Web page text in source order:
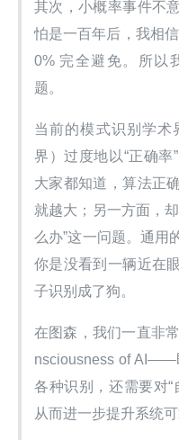
其次，小概率事件不
怕是一百年后，我相
0% 完全避免。所以
题。
当前的模式识别学术
界）过度地以“正确
大家都知道，算法正
就越大；另一方面，
么办”这一问题。通用
你是没看到一辆近在
子识别成了狗。
在图森，我们一直非
nsciousness of AI——
各种识别，还需要对“
从而进一步提升系统可